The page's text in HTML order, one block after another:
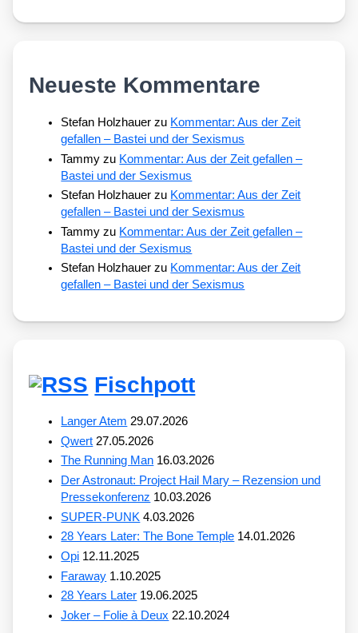
Neueste Kommentare
Stefan Holzhauer zu Kommentar: Aus der Zeit
gefallen – Bastei und der Sexismus
Tammy zu Kommentar: Aus der Zeit gefallen –
Bastei und der Sexismus
Stefan Holzhauer zu Kommentar: Aus der Zeit
gefallen – Bastei und der Sexismus
Tammy zu Kommentar: Aus der Zeit gefallen –
Bastei und der Sexismus
Stefan Holzhauer zu Kommentar: Aus der Zeit
gefallen – Bastei und der Sexismus
Fischpott
Langer Atem 29.07.2026
Qwert 27.05.2026
The Running Man 16.03.2026
Der Astronaut: Project Hail Mary – Rezension und
Pressekonferenz 10.03.2026
SUPER-PUNK 4.03.2026
28 Years Later: The Bone Temple 14.01.2026
Opi 12.11.2025
Faraway 1.10.2025
28 Years Later 19.06.2025
Joker – Folie à Deux 22.10.2024